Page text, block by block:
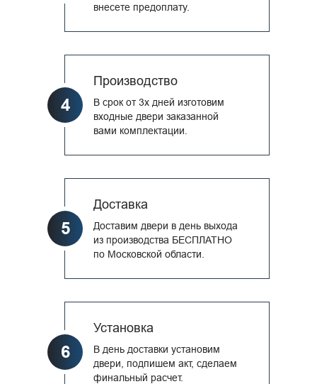
внесете предоплату.
4
Производство
В срок от 3х дней изготовим
входные двери заказанной
вами комплектации.
5
Доставка
Доставим двери в день выхода
из производства БЕСПЛАТНО
по Московской области.
6
Установка
В день доставки установим
двери, подпишем акт, сделаем
финальный расчет.